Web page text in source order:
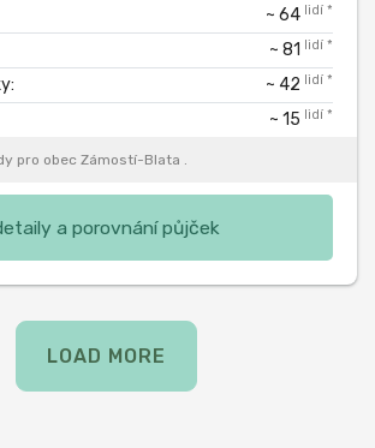
~ 64 lidí *
~ 81 lidí *
~ 42 lidí *
~ 15 lidí *
pro obec Zámostí-Blata .
a porovnání půjček
LOAD MORE